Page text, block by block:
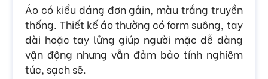
Áo có kiểu dáng đơn gảin, màu trắng truyền
thống. Thiết kế áo thường có form suông, tay
dài hoặc tay lửng giúp người mặc dễ dàng
vận động nhưng vẫn đảm bảo tính nghiêm
túc, sạch sẽ.